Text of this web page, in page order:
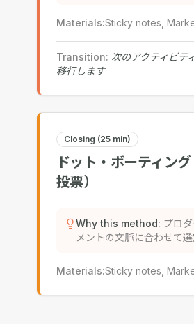
Materials:Sticky notes,
Transition: 次のアクティビテ
移行します
Closing (25 min)
ドット・ボーティン
投票）
Why this method: プロ
メントの文脈に合わせて
Materials:Sticky notes,